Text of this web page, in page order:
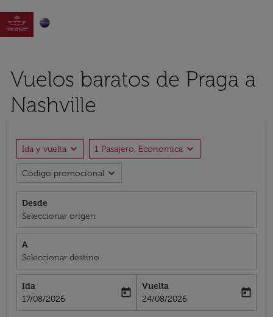

Vuelos baratos de Praga a
Nashville
Ida y vuelta expand_more 1 Pasajero, Economica expand_more
Código promocional expand_more
Desde
Seleccionar origen
A
Seleccionar destino
Ida
fc-booking-departure-date-aria-label
17/08/2026
today
Vuelta
fc-booking-return-date-aria-label
24/08/2026
today